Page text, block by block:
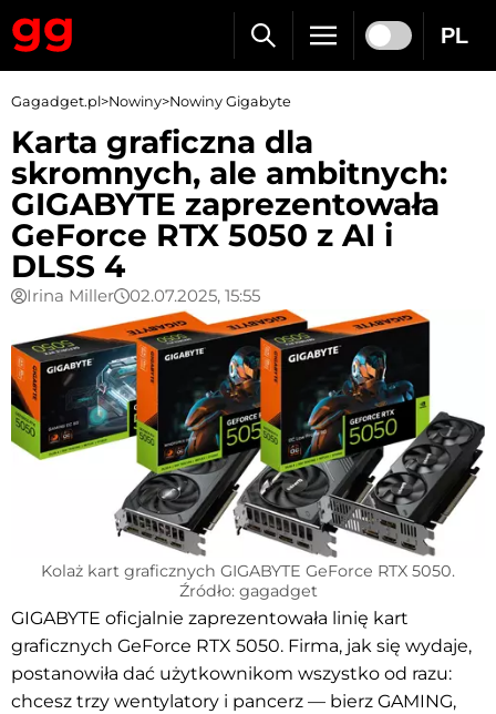
PL
Gagadget.pl>Nowiny>Nowiny Gigabyte
Karta graficzna dla
skromnych, ale ambitnych:
GIGABYTE zaprezentowała
GeForce RTX 5050 z AI i
DLSS 4
Irina Miller 02.07.2025, 15:55
Kolaż kart graficznych GIGABYTE GeForce RTX 5050.
Źródło: gagadget
GIGABYTE oficjalnie zaprezentowała linię kart
graficznych GeForce RTX 5050. Firma, jak się wydaje,
postanowiła dać użytkownikom wszystko od razu:
chcesz trzy wentylatory i pancerz — bierz GAMING,